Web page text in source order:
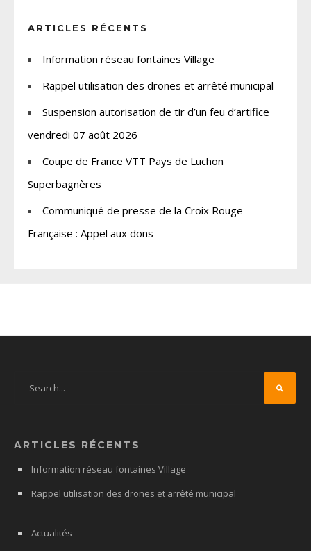
ARTICLES RÉCENTS
Information réseau fontaines Village
Rappel utilisation des drones et arrêté municipal
Suspension autorisation de tir d’un feu d’artifice
vendredi 07 août 2026
Coupe de France VTT Pays de Luchon
Superbagnères
Communiqué de presse de la Croix Rouge
Française : Appel aux dons
ARTICLES RÉCENTS
Information réseau fontaines Village
Rappel utilisation des drones et arrêté municipal
Actualités